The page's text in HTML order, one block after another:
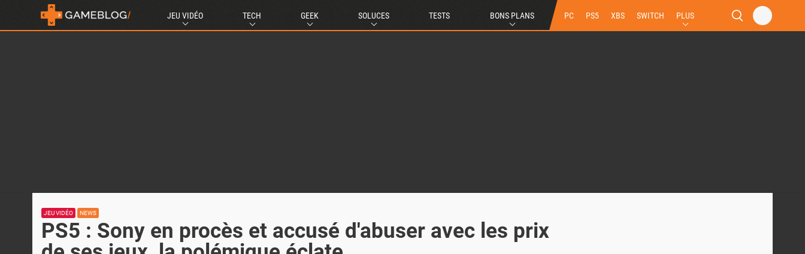
JEU VIDÉO TECH GEEK SOLUCES TESTS BONS PLANS PC PS5 XBS SWITCH PLUS
JEU VIDÉO NEWS
PS5 : Sony en procès et accusé d'abuser avec les prix